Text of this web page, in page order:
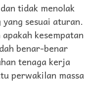
tidak menolak
sesuai aturan.
kesempatan
benar-benar
tenaga kerja
perwakilan massa